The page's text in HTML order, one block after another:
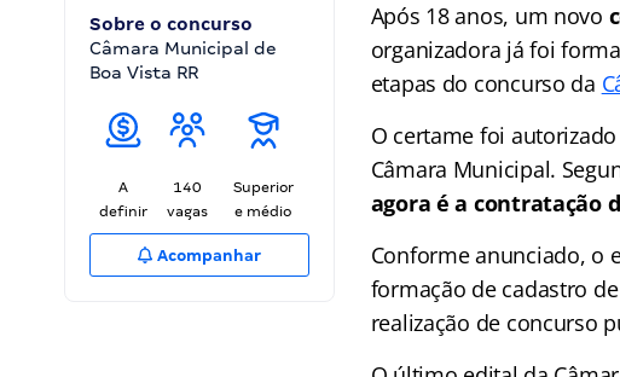
Sobre o concurso
Câmara Municipal de
Boa Vista RR
A
definir
140
vagas
Superior
e médio
Acompanhar
Após 18 anos, um novo
organizadora já foi
etapas do concurso da
O certame foi
Câmara Municipal.
agora é a contratação
Conforme anunciado, o
formação de cadastro
realização de concurso